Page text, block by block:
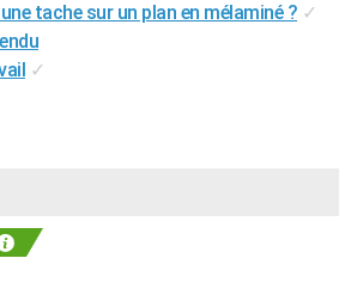
tache sur un plan en mélaminé ? ✓
✓